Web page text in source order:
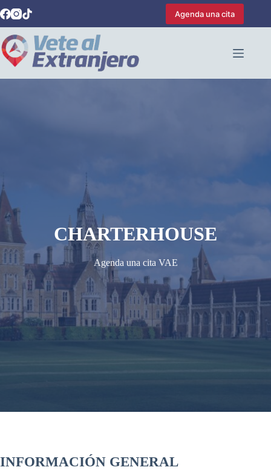
al
contenido
Agenda una cita
CHARTERHOUSE
Agenda una cita VAE
INFORMACIÓN GENERAL